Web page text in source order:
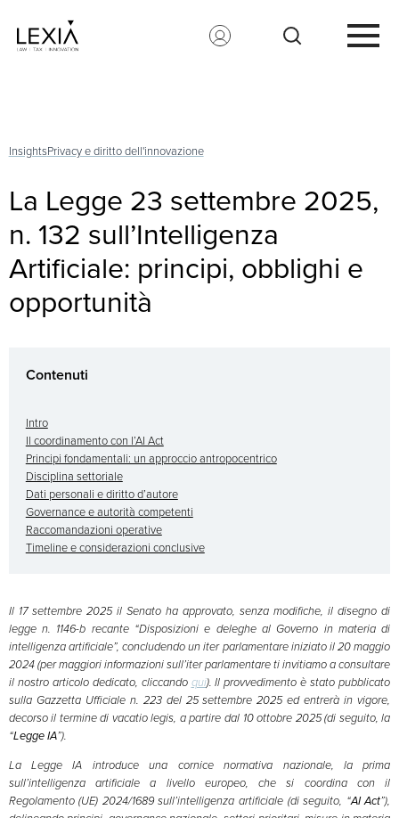
InsightsPrivacy e diritto dell'innovazione
La Legge 23 settembre 2025,
n. 132 sull’Intelligenza
Artificiale: principi, obblighi e
opportunità
Contenuti
Intro
Il coordinamento con l’AI Act
Principi fondamentali: un approccio antropocentrico
Disciplina settoriale
Dati personali e diritto d’autore
Governance e autorità competenti
Raccomandazioni operative
Timeline e considerazioni conclusive
Il 17 settembre 2025 il Senato ha approvato, senza modifiche, il disegno di
legge n. 1146-b recante “Disposizioni e deleghe al Governo in materia di
intelligenza artificiale”, concludendo un iter parlamentare iniziato il 20 maggio
2024 (per maggiori informazioni sull’iter parlamentare ti invitiamo a consultare
il nostro articolo dedicato, cliccando qui). Il provvedimento è stato pubblicato
sulla Gazzetta Ufficiale n. 223 del 25 settembre 2025 ed entrerà in vigore,
decorso il termine di vacatio legis, a partire dal 10 ottobre 2025 (di seguito, la
“Legge IA”).
La Legge IA introduce una cornice normativa nazionale, la prima
sull’intelligenza artificiale a livello europeo, che si coordina con il
Regolamento (UE) 2024/1689 sull’intelligenza artificiale (di seguito, “AI Act”),